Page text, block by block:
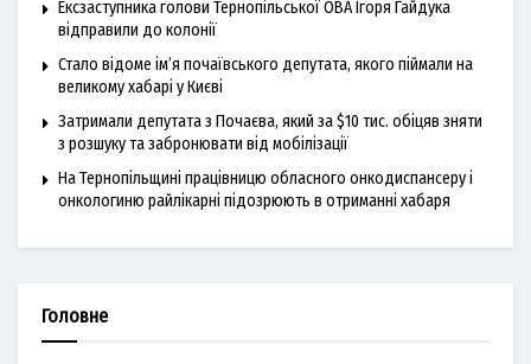
Ексзаступника голови Тернопільської ОВА Ігоря Гайдука
відправили до колонії
Стало відоме ім’я почаївського депутата, якого піймали на
великому хабарі у Києві
Затримали депутата з Почаєва, який за $10 тис. обіцяв зняти
з розшуку та забронювати від мобілізації
На Тернопільщині працівницю обласного онкодиспансеру і
онкологиню райлікарні підозрюють в отриманні хабаря
Головне